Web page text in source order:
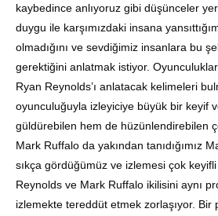
kaybedince anlıyoruz gibi düşünceler
duygu ile karşımızdaki insana
olmadığını ve sevdiğimiz insanlara bu
gerektiğini anlatmak istiyor.
Ryan Reynolds’ı anlatacak kelimeleri
oyunculuğuyla izleyiciye büyük bir keyif
güldürebilen hem de hüzünlendirebilen
Mark Ruffalo da yakından tanıdığımız
sıkça gördüğümüz ve izlemesi çok
Reynolds ve Mark Ruffalo ikilisini aynı
izlemekte tereddüt etmek zorlaşıyor. Bir